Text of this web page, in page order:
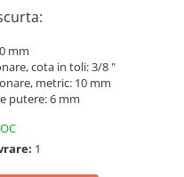
mm
cota in toli: 3/8 "
metric: 10 mm
putere: 6 mm
1